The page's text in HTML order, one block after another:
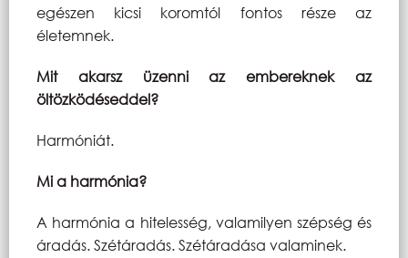
egészen kicsi koromtól fontos része az
életemnek.
Mit akarsz üzenni az embereknek az
öltözködéseddel?
Harmóniát.
Mi a harmónia?
A harmónia a hitelesség, valamilyen szépség és
áradás. Szétáradás. Szétáradása valaminek.